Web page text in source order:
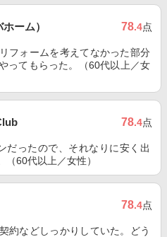
ーム） 78.4点
フォームを考えてなかった部分
ってもらった。（60代以上／女
78.4点
だったので、それなりに安く出
60代以上／女性）
78.4点
約などしっかりしていた。どう